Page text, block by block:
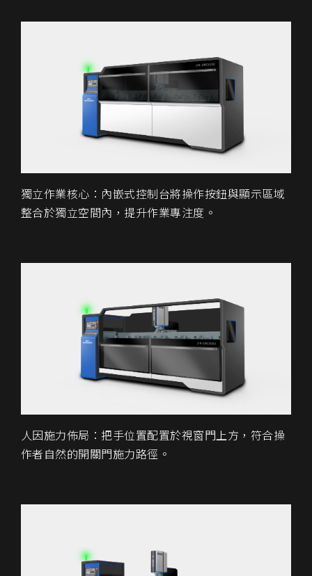
獨立作業核心：內嵌式控制台將操作按鈕與顯示區域
整合於獨立空間內，提升作業專注度。
人因施力佈局：把手位置配置於視窗門上方，符合操
作者自然的開關門施力路徑。